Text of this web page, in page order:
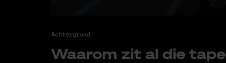
Achtergrond
Waar­om zit al die tape